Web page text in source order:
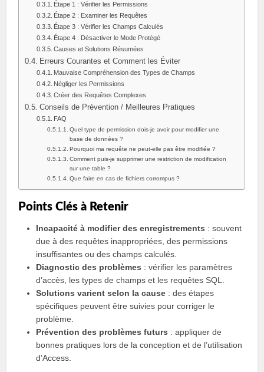
Étape 1 : Vérifier les Permissions
Étape 2 : Examiner les Requêtes
Étape 3 : Vérifier les Champs Calculés
Étape 4 : Désactiver le Mode Protégé
Causes et Solutions Résumées
Erreurs Courantes et Comment les Éviter
Mauvaise Compréhension des Types de Champs
Négliger les Permissions
Créer des Requêtes Complexes
Conseils de Prévention / Meilleures Pratiques
FAQ
Quel type de permission dois-je avoir pour modifier une
base de données ?
Pourquoi ma requête ne peut-elle pas être modifiée ?
Comment puis-je supprimer une restriction de modification
sur une table ?
Que faire en cas de fichiers corrompus ?
Points Clés à Retenir
Incapacité à modifier des enregistrements : souvent
due à des requêtes inappropriées, des permissions
insuffisantes ou des champs calculés.
Diagnostic des problèmes : vérifier les paramètres
d’accès, les types de champs et les requêtes SQL.
Solutions varient selon la cause : des étapes
spécifiques peuvent être suivies pour corriger le
problème.
Prévention des problèmes futurs : appliquer de
bonnes pratiques lors de la conception et de l’utilisation
d’Access.